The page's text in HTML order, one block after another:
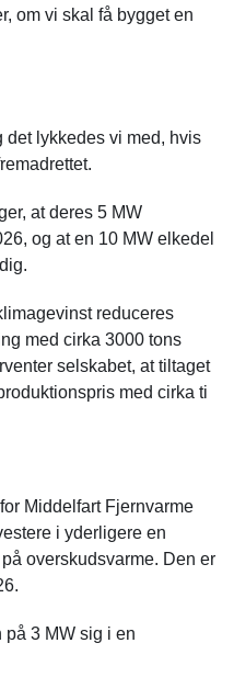
om vi skal få bygget en
lykkedes vi med, hvis
at deres 5 MW
og at en 10 MW elkedel
reduceres
med cirka 3000 tons
selskabet, at tiltaget
med cirka ti
Middelfart Fjernvarme
i yderligere en
overskudsvarme. Den er
på 3 MW sig i en